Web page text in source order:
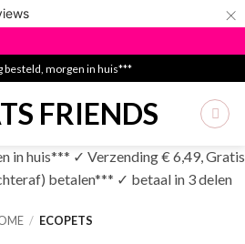
×
besteld, morgen in huis***
in huis*** ✓ Verzending € 6,49, Gratis
betalen*** ✓ betaal in 3 delen
/ ECOPETS